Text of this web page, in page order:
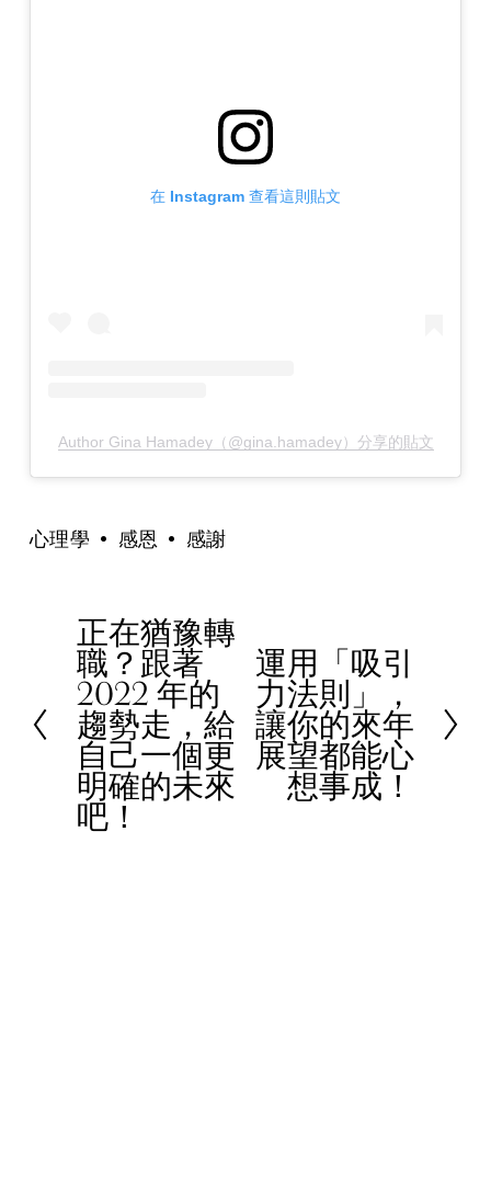
在 Instagram 查看這則貼文
Author Gina Hamadey（@gina.hamadey）分享的貼文
心理學 感恩 感謝
P
r
e
v
o
u
正在猶豫轉
職？跟著
2022 年的
趨勢走，給
自己一個更
明確的未來
吧！
N運用「吸引
力法則」，
讓你的來年
展望都能心
想事成！